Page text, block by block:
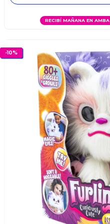
RECIBÍ MAÑANA EN AMBA
-10%